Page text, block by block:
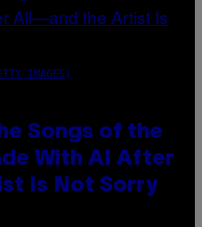
IMAGES)
Songs of the
With AI After
Is Not Sorry